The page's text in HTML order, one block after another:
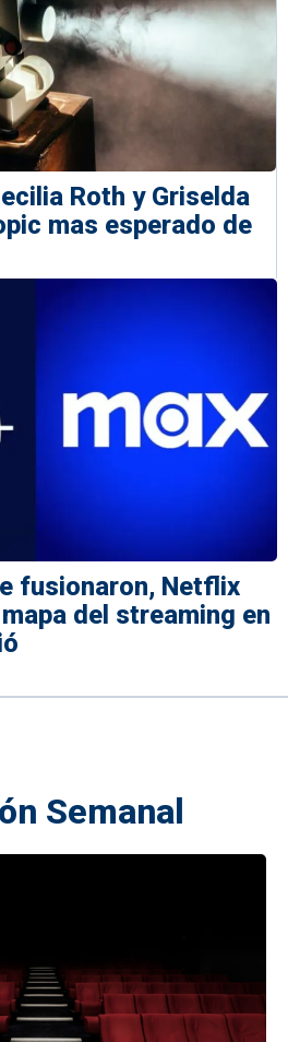
Roth y Griselda
mas esperado de
fusionaron, Netflix
del streaming en
Semanal